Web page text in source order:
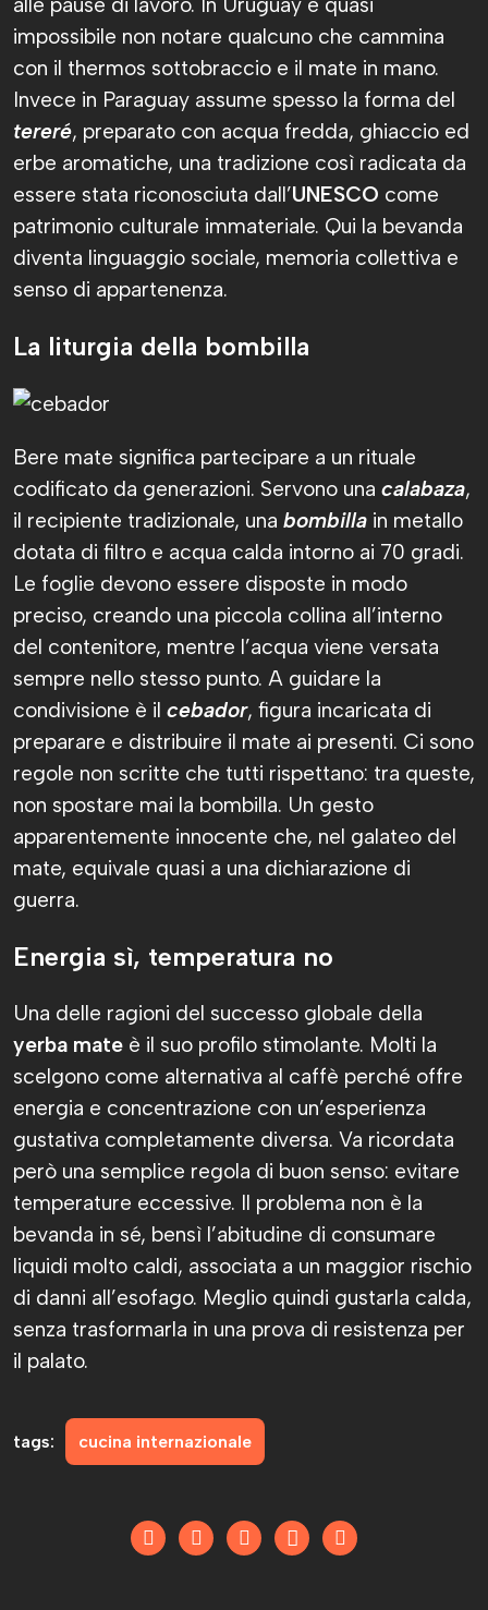
alle pause di lavoro. In Uruguay è quasi
impossibile non notare qualcuno che cammina
con il thermos sottobraccio e il mate in mano.
Invece in Paraguay assume spesso la forma del
tereré, preparato con acqua fredda, ghiaccio ed
erbe aromatiche, una tradizione così radicata da
essere stata riconosciuta dall’UNESCO come
patrimonio culturale immateriale. Qui la bevanda
diventa linguaggio sociale, memoria collettiva e
senso di appartenenza.
La liturgia della bombilla
Bere mate significa partecipare a un rituale
codificato da generazioni. Servono una calabaza,
il recipiente tradizionale, una bombilla in metallo
dotata di filtro e acqua calda intorno ai 70 gradi.
Le foglie devono essere disposte in modo
preciso, creando una piccola collina all’interno
del contenitore, mentre l’acqua viene versata
sempre nello stesso punto. A guidare la
condivisione è il cebador, figura incaricata di
preparare e distribuire il mate ai presenti. Ci sono
regole non scritte che tutti rispettano: tra queste,
non spostare mai la bombilla. Un gesto
apparentemente innocente che, nel galateo del
mate, equivale quasi a una dichiarazione di
guerra.
Energia sì, temperatura no
Una delle ragioni del successo globale della
yerba mate è il suo profilo stimolante. Molti la
scelgono come alternativa al caffè perché offre
energia e concentrazione con un’esperienza
gustativa completamente diversa. Va ricordata
però una semplice regola di buon senso: evitare
temperature eccessive. Il problema non è la
bevanda in sé, bensì l’abitudine di consumare
liquidi molto caldi, associata a un maggior rischio
di danni all’esofago. Meglio quindi gustarla calda,
senza trasformarla in una prova di resistenza per
il palato.
tags: cucina internazionale